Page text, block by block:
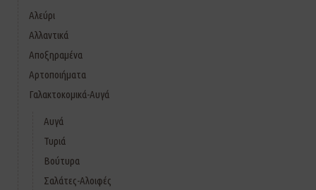
Αλεύρι
Αλλαντικά
Αποξηραμένα
Αρτοποιήματα
Γαλακτοκομικά-Αυγά
Αυγά
Τυριά
Βούτυρα
Σαλάτες-Αλοιφές